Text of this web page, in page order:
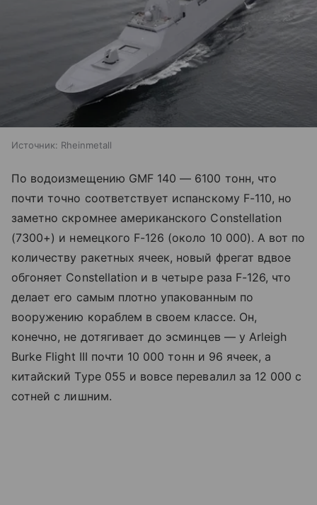
Источник: Rheinmetall
По водоизмещению GMF 140 — 6100 тонн, что
почти точно соответствует испанскому F-110, но
заметно скромнее американского Constellation
(7300+) и немецкого F-126 (около 10 000). А вот по
количеству ракетных ячеек, новый фрегат вдвое
обгоняет Constellation и в четыре раза F-126, что
делает его самым плотно упакованным по
вооружению кораблем в своем классе. Он,
конечно, не дотягивает до эсминцев — у Arleigh
Burke Flight III почти 10 000 тонн и 96 ячеек, а
китайский Type 055 и вовсе перевалил за 12 000 с
сотней с лишним.